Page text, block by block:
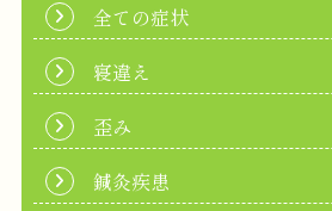
全ての症状
寝違え
歪み
鍼灸疾患